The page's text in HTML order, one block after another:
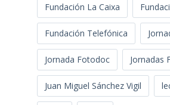
Fundación La Caixa
Fundación Telefónica
Jornada Fotodoc Jornadas
Juan Miguel Sánchez Vigil